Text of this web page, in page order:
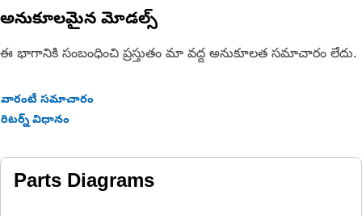
అనుకూలమైన మోడల్స్
ఈ భాగానికి సంబంధించి ప్రస్తుతం మా వద్ద అనుకూలత సమాచారం లేదు.
వారంటీ సమాచారం
రిటర్న్ విధానం
Parts Diagrams